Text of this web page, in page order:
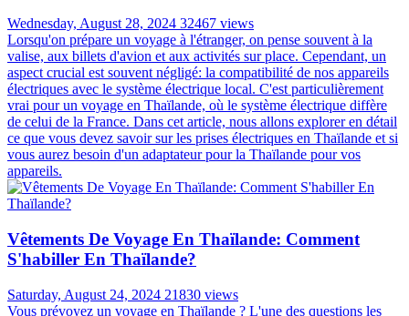
Wednesday, August 28, 2024 32467 views
Lorsqu'on prépare un voyage à l'étranger, on pense souvent à la
valise, aux billets d'avion et aux activités sur place. Cependant, un
aspect crucial est souvent négligé: la compatibilité de nos appareils
électriques avec le système électrique local. C'est particulièrement
vrai pour un voyage en Thaïlande, où le système électrique diffère
de celui de la France. Dans cet article, nous allons explorer en détail
ce que vous devez savoir sur les prises électriques en Thaïlande et si
vous aurez besoin d'un adaptateur pour la Thaïlande pour vos
appareils.
Vêtements De Voyage En Thaïlande: Comment
S'habiller En Thaïlande?
Saturday, August 24, 2024 21830 views
Vous prévoyez un voyage en Thaïlande ? L'une des questions les